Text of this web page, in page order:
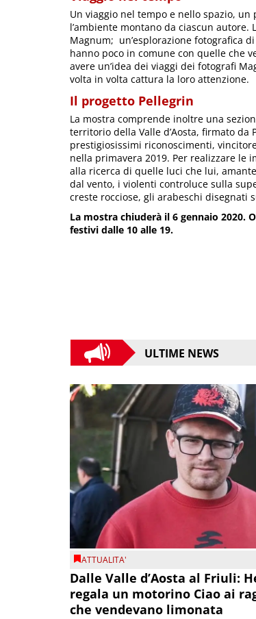
Un viaggio nel tempo e nello spazio,
l’ambiente montano da ciascun autore.
Magnum; un’esplorazione fotografica
hanno poco in comune con quelle che
avere un’idea dei viaggi dei fotografi
volta in volta cattura la loro attenzione.
Il progetto Pellegrin
La mostra comprende inoltre una
territorio della Valle d’Aosta, firmato
prestigiosissimi riconoscimenti,
nella primavera 2019. Per realizzare le
alla ricerca di quelle luci che lui,
dal vento, i violenti controluce sulla
creste rocciose, gli arabeschi disegnati
La mostra chiuderà il 6 gennaio 2020.
festivi dalle 10 alle 19.
ULTIME NEWS
ATTUALITA'
Dalle Valle d’Aosta al Friuli:
regala un motorino Ciao ai
che vendevano limonata